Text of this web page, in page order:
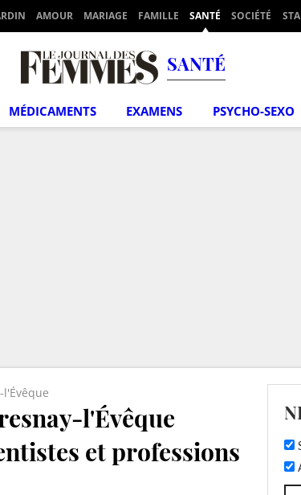
AMOUR MARIAGE FAMILLE SANTÉ SOCIÉTÉ
SANTÉ
MÉDICAMENTS EXAMENS PSYCHO-SEXO
l'Évêque
l'Évêque
et professions